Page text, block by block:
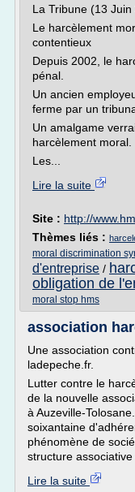
La Tribune (13 Juin
Le harcèlement
contentieux
Depuis 2002, le
pénal.
Un ancien
ferme par un
Un amalgame
harcèlement moral.
Les...
Lire la suite
Site : http://
Thèmes liés :
moral discrimination
d'entreprise /
obligation de
moral stop hms
association
Une association
ladepeche.fr.
Lutter contre le
de la nouvelle
à Auzeville-
soixantaine
phénomène de
structure associative
Lire la suite